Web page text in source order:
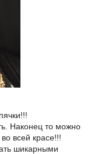
Наконец то можно
всей красе!!!
шикарными